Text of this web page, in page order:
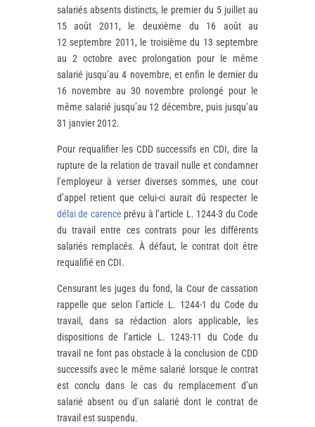
salariés absents distincts, le premier du 5 juillet au
15 août 2011, le deuxième du 16 août au
12 septembre 2011, le troisième du 13 septembre
au 2 octobre avec prolongation pour le même
salarié jusqu’au 4 novembre, et enfin le dernier du
16 novembre au 30 novembre prolongé pour le
même salarié jusqu’au 12 décembre, puis jusqu’au
31 janvier 2012.
Pour requalifier les CDD successifs en CDI, dire la
rupture de la relation de travail nulle et condamner
l’employeur à verser diverses sommes, une cour
d’appel retient que celui-ci aurait dû respecter le
délai de carence prévu à l’article L. 1244-3 du Code
du travail entre ces contrats pour les différents
salariés remplacés. À défaut, le contrat doit être
requalifié en CDI.
Censurant les juges du fond, la Cour de cassation
rappelle que selon l’article L. 1244-1 du Code du
travail, dans sa rédaction alors applicable, les
dispositions de l’article L. 1243-11 du Code du
travail ne font pas obstacle à la conclusion de CDD
successifs avec le même salarié lorsque le contrat
est conclu dans le cas du remplacement d’un
salarié absent ou d’un salarié dont le contrat de
travail est suspendu.